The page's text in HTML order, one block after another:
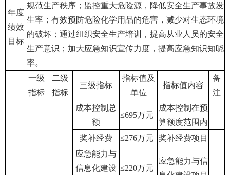
年度
绩效
目标
规范生产秩序；监控重大危险源，降低安全生产事故发
生率；有效预防危险化学用品的危害，减少对生态环境
的破坏；通过组织安全生产培训，提高从业人员的安全
生产意识；加大应急知识宣传力度，提高应急知识知晓
率。
一级
指标
二级
指标
三级指标
指标值及
单位
指标值内容
备
注
成本控制总
额
≤695万元
成本控制在预
算额度范围内
奖补经费
≤276万元
奖补经费项目
应急能力与
信息化建设 ≤220万元
应急能力与信